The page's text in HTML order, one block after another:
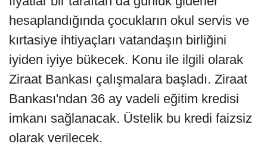
hesaplandığında çocukların okul servis ve
kırtasiye ihtiyaçları vatandaşın birliğini
iyiden iyiye bükecek. Konu ile ilgili olarak
Ziraat Bankası çalışmalara başladı. Ziraat
Bankası'ndan 36 ay vadeli eğitim kredisi
imkanı sağlanacak. Üstelik bu kredi faizsiz
olarak verilecek.